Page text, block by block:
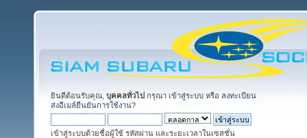
ยินดีต้อนรับคุณ, บุคคลทั่วไป กรุณา เข้าสู่ระบบ หรือ ลงทะเบียน
ส่งอีเมล์ยืนยันการใช้งาน?
เข้าสู่ระบบด้วยชื่อผู้ใช้ รหัสผ่าน และระยะเวลาในเซสชั่น